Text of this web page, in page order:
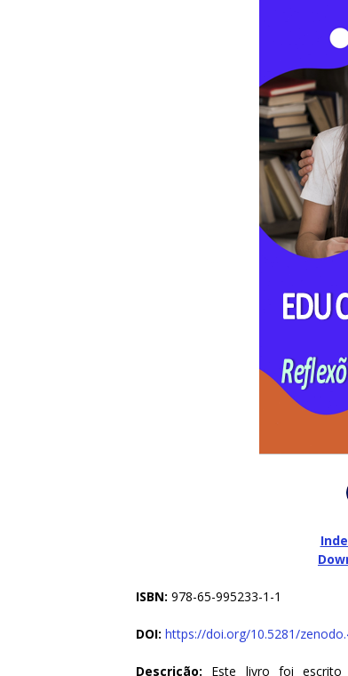
ISBN: 978-65-995233-1-1
DOI: https://doi.org/10.5281/
Descrição: Este livro foi escrito